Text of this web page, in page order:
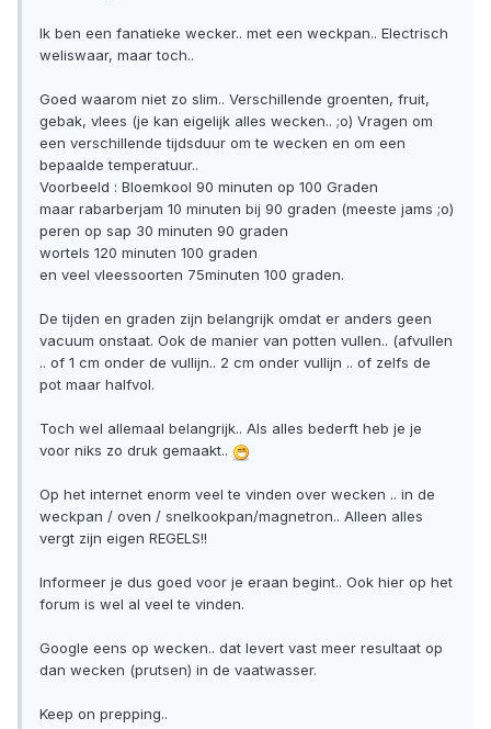
Ik ben een fanatieke wecker.. met een weckpan.. Electrisch
weliswaar, maar toch..
Goed waarom niet zo slim.. Verschillende groenten, fruit,
gebak, vlees (je kan eigelijk alles wecken.. ;o) Vragen om
een verschillende tijdsduur om te wecken en om een
bepaalde temperatuur..
Voorbeeld : Bloemkool 90 minuten op 100 Graden
maar rabarberjam 10 minuten bij 90 graden (meeste jams ;o)
peren op sap 30 minuten 90 graden
wortels 120 minuten 100 graden
en veel vleessoorten 75minuten 100 graden.
De tijden en graden zijn belangrijk omdat er anders geen
vacuum onstaat. Ook de manier van potten vullen.. (afvullen
.. of 1 cm onder de vullijn.. 2 cm onder vullijn .. of zelfs de
pot maar halfvol.
Toch wel allemaal belangrijk.. Als alles bederft heb je je
voor niks zo druk gemaakt..
Op het internet enorm veel te vinden over wecken .. in de
weckpan / oven / snelkookpan/magnetron.. Alleen alles
vergt zijn eigen REGELS!!
Informeer je dus goed voor je eraan begint.. Ook hier op het
forum is wel al veel te vinden.
Google eens op wecken.. dat levert vast meer resultaat op
dan wecken (prutsen) in de vaatwasser.
Keep on prepping..